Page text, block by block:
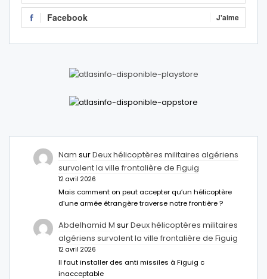
Facebook J'aime
Nam surDeux hélicoptères militaires algériens
survolent la ville frontalière de Figuig
12 avril 2026
Mais comment on peut accepter qu’un hélicoptère
d’une armée étrangère traverse notre frontière ?
Abdelhamid M surDeux hélicoptères militaires
algériens survolent la ville frontalière de Figuig
12 avril 2026
Il faut installer des anti missiles à Figuig c
inacceptable